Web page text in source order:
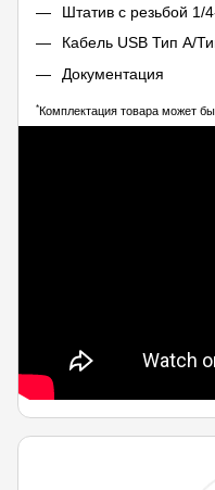
Штатив с резьбой 1/
Кабель USB Тип A/
Документация
*Комплектация товара может